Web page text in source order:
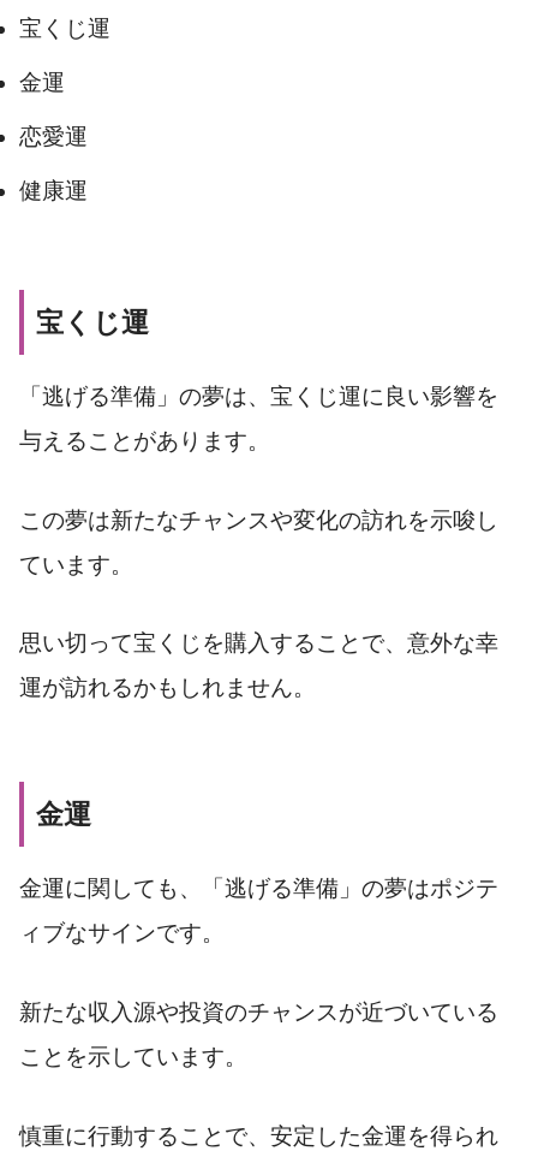
宝くじ運
金運
恋愛運
健康運
宝くじ運
「逃げる準備」の夢は、宝くじ運に良い影響を
与えることがあります。
この夢は新たなチャンスや変化の訪れを示唆し
ています。
思い切って宝くじを購入することで、意外な幸
運が訪れるかもしれません。
金運
金運に関しても、「逃げる準備」の夢はポジテ
ィブなサインです。
新たな収入源や投資のチャンスが近づいている
ことを示しています。
慎重に行動することで、安定した金運を得られ